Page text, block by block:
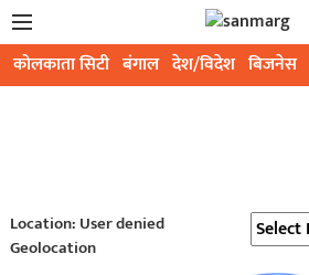
कोलकाता सिटी बंगाल देश/विदेश बिजनेस
Location: User denied
Geolocation